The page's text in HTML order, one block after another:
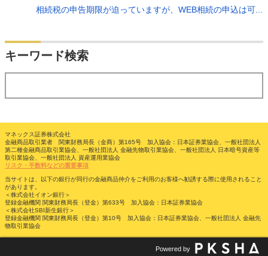
相続税の申告期限が迫っていますが、WEB相続の申込は可...
キーワード検索
マネックス証券株式会社
金融商品取引業者 関東財務局長（金商）第165号 加入協会：日本証券業協会、一般社団法人
第二種金融商品取引業協会、一般社団法人 金融先物取引業協会、一般社団法人 日本暗号資産等
取引業協会、一般社団法人 資産運用業協会
リスク・手数料などの重要事項
当サイトは、以下の銀行が同行の金融商品仲介をご利用のお客様へ勧誘する際に使用されること
があります。
＜株式会社イオン銀行＞
登録金融機関 関東財務局長（登金）第633号 加入協会：日本証券業協会
＜株式会社SBI新生銀行＞
登録金融機関 関東財務局長（登金）第10号 加入協会：日本証券業協会、一般社団法人 金融先
物取引業協会
Powered by